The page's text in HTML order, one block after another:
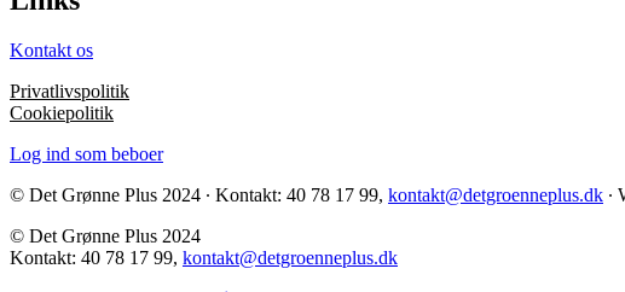
Kontakt os
Privatlivspolitik
Cookiepolitik
Log ind som beboer
© Det Grønne Plus 2024 ∙ Kontakt: 40 78 17 99, kontakt@detgroenneplus.dk ∙
© Det Grønne Plus 2024
Kontakt: 40 78 17 99, kontakt@detgroenneplus.dk